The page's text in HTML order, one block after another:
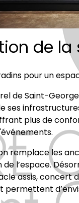
de la
pour un
de Saint-
ses
plus de
remplace les
de l’espace.
assis, concert
permettent